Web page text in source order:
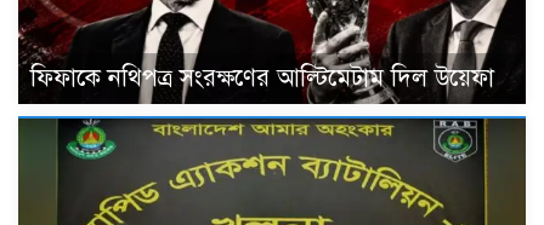
ফিফাকে নথিপত্র সংরক্ষণের আল্টিমেটাম দিল উয়েফা